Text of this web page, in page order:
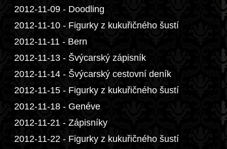
2012-11-09 - Doodling
2012-11-10 - Figurky z kukuřičného šustí
2012-11-11 - Bern
2012-11-13 - Švýcarský zápisník
2012-11-14 - Švýcarský cestovní deník
2012-11-15 - Figurky z kukuřičného šustí
2012-11-18 - Genéve
2012-11-21 - Zápisníky
2012-11-22 - Figurky z kukuřičného šustí